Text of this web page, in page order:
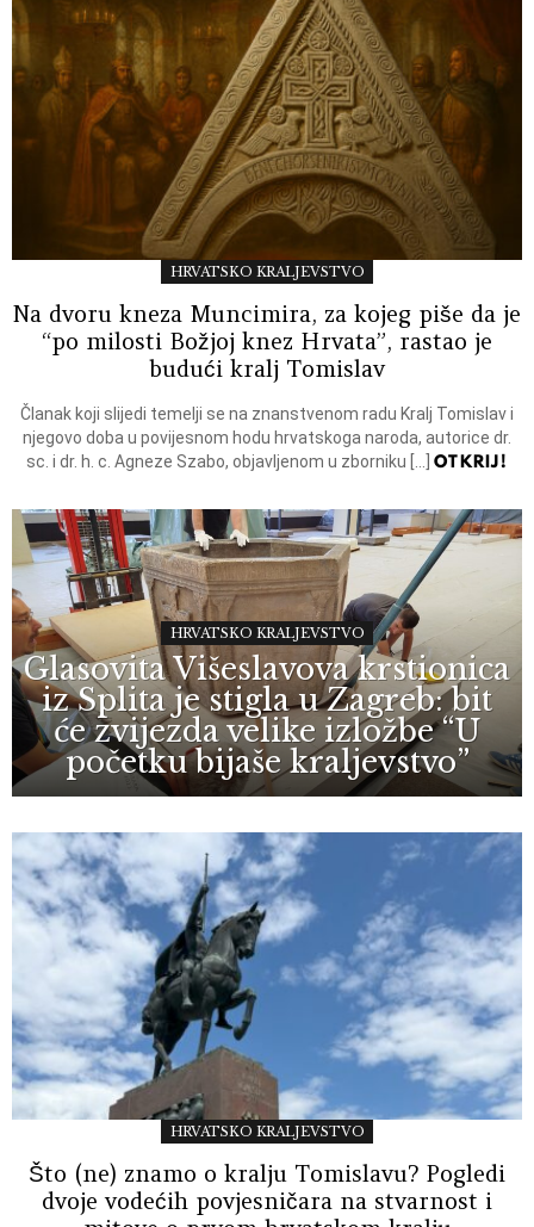
HRVATSKO KRALJEVSTVO
Na dvoru kneza Muncimira, za kojeg piše da je
“po milosti Božjoj knez Hrvata”, rastao je
budući kralj Tomislav
Članak koji slijedi temelji se na znanstvenom radu Kralj Tomislav i
njegovo doba u povijesnom hodu hrvatskoga naroda, autorice dr.
sc. i dr. h. c. Agneze Szabo, objavljenom u zborniku […] OTKRIJ!
HRVATSKO KRALJEVSTVO
Glasovita Višeslavova krstionica
iz Splita je stigla u Zagreb: bit
će zvijezda velike izložbe “U
početku bijaše kraljevstvo”
HRVATSKO KRALJEVSTVO
Što (ne) znamo o kralju Tomislavu? Pogledi
dvoje vodećih povjesničara na stvarnost i